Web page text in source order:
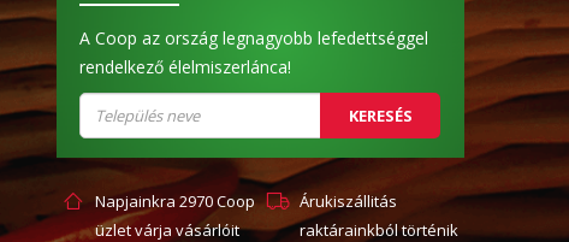
A Coop az ország legnagyobb lefedettséggel
rendelkező élelmiszerlánca!
KERESÉS
Napjainkra 2970 Coop
üzlet várja vásárlóit
Árukiszállitás
raktárainkból történik